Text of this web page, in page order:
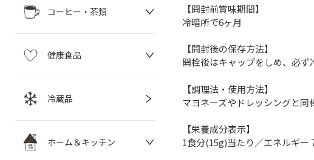
コーヒー・茶類
健康食品
冷蔵品
ホーム＆キッチン
【開封前賞味期間】
冷暗所で6ヶ月
【開封後の保存方法】
開栓後はキャップをしめ、必
【調理法・使用方法】
マヨネーズやドレッシングと同
【栄養成分表示】
1食分(15g)当たり／エネルギー